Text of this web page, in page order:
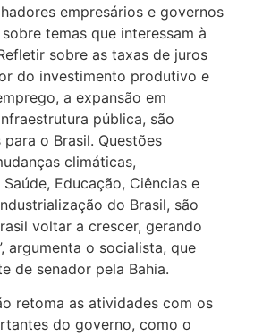
empresários e governos
temas que interessam à
sobre as taxas de juros
do investimento produtivo e
a expansão em
pública, são
o Brasil. Questões
climáticas,
Educação, Ciências e
do Brasil, são
voltar a crescer, gerando
argumenta o socialista, que
de senador pela Bahia.
retoma as atividades com os
do governo, como o